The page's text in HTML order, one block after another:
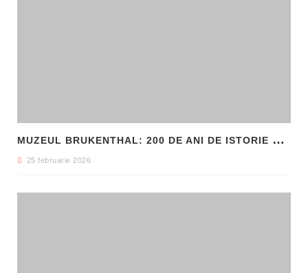
M
UZEUL BRUKENTHAL: 200 DE ANI DE ISTORIE ȘI ARTĂ ÎN INIMA SIBIULUI
25 februarie 2026